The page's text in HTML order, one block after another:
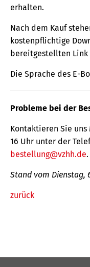
erhalten.
Nach dem Kauf
kostenpflichtige
bereitgestellten Link
Die Sprache des E-
Probleme bei der
Kontaktieren Sie uns
16 Uhr unter der
bestellung@vzhh.de.
Stand vom Dienstag,
zurück